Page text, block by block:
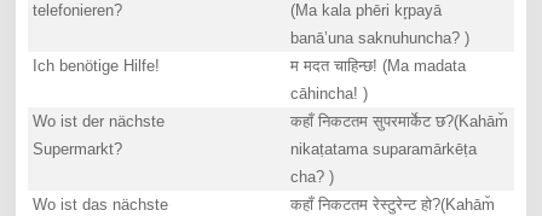
telefonieren?
(Ma kala phēri kr̥payā
banā’una saknuhuncha? )
Ich benötige Hilfe!
म मदत चाहिन्छ! (Ma madata
cāhincha! )
Wo ist der nächste
Supermarkt?
कहाँ निकटतम सुपरमार्केट छ?(Kahām̐
nikaṭatama suparamārkēṭa
cha? )
Wo ist das nächste
कहाँ निकटतम रेस्टुरेन्ट हो?(Kahām̐